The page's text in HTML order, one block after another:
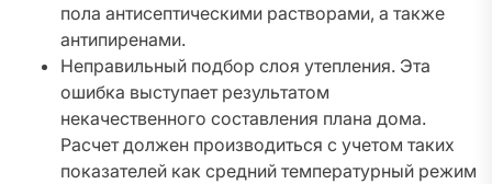
пола антисептическими растворами, а также
антипиренами.
Неправильный подбор слоя утепления. Эта
ошибка выступает результатом
некачественного составления плана дома.
Расчет должен производиться с учетом таких
показателей как средний температурный режим